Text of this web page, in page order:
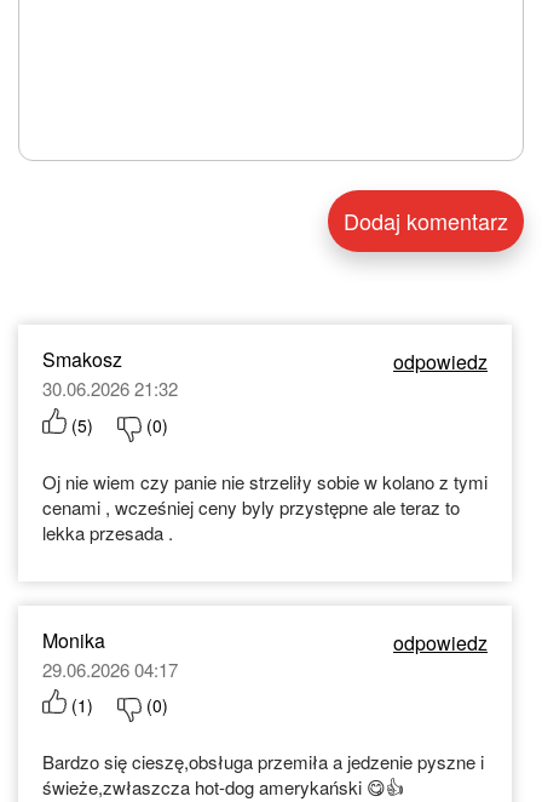
Smakosz odpowiedz
30.06.2026 21:32
(5) (0)
Oj nie wiem czy panie nie strzeliły sobie w kolano z tymi
cenami , wcześniej ceny byly przystępne ale teraz to
lekka przesada .
Monika odpowiedz
29.06.2026 04:17
(1) (0)
Bardzo się cieszę,obsługa przemiła a jedzenie pyszne i
świeże,zwłaszcza hot-dog amerykański 😋👍